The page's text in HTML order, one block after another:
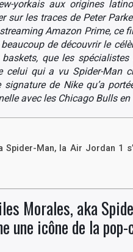
yorkais aux origines
sur les traces de Peter
Amazon Prime, ce
de découvrir le
que les spécialistes
celui qui a vu Spider-Man
de Nike qu’a
avec les Chicago Bulls en
Man, la Air Jordan 1
Morales, aka
une icône de la